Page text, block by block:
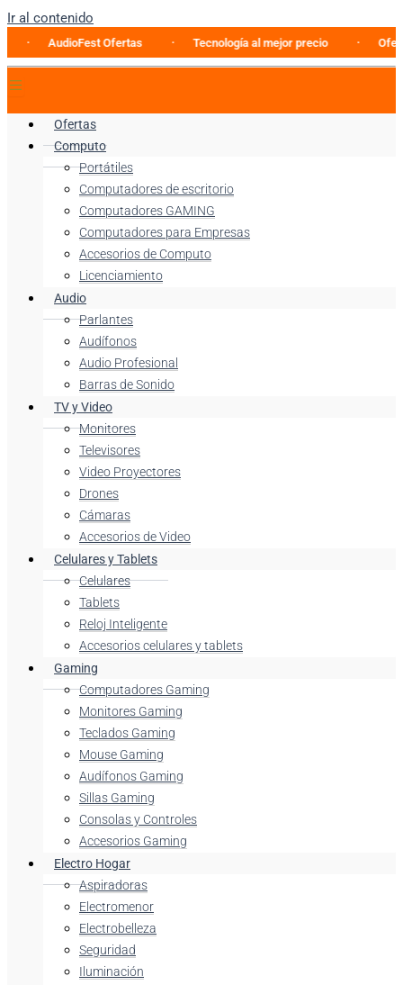
Ir al contenido
Ofertas Tecnología al mejor precio Oferta
Ofertas
Computo
Portátiles
Computadores de escritorio
Computadores GAMING
Computadores para Empresas
Accesorios de Computo
Licenciamiento
Audio
Parlantes
Audífonos
Audio Profesional
Barras de Sonido
TV y Video
Monitores
Televisores
Video Proyectores
Drones
Cámaras
Accesorios de Video
Celulares y Tablets
Celulares
Tablets
Reloj Inteligente
Accesorios celulares y tablets
Gaming
Computadores Gaming
Monitores Gaming
Teclados Gaming
Mouse Gaming
Audífonos Gaming
Sillas Gaming
Consolas y Controles
Accesorios Gaming
Electro Hogar
Aspiradoras
Electromenor
Electrobelleza
Seguridad
Iluminación